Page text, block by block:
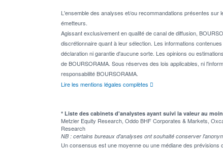
L'ensemble des analyses et/ou recommandations présentes
émetteurs.
Agissant exclusivement en qualité de canal de diffusion,
discrétionnaire quant à leur sélection. Les informations
déclaration ni garantie d'aucune sorte. Les opinions ou
de BOURSORAMA. Sous réserves des lois applicables, ni
responsabilité BOURSORAMA.
Lire les mentions légales complètes
* Liste des cabinets d'analystes ayant suivi la valeur au
Metzler Equity Research, Oddo BHF Corporates & Markets,
Research
NB : certains bureaux d'analyses ont souhaité conserver
Un consensus est une moyenne ou une médiane des